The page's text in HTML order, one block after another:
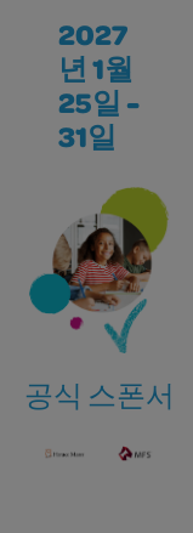
2027
년 1월
25일 -
31일
공식 스폰서